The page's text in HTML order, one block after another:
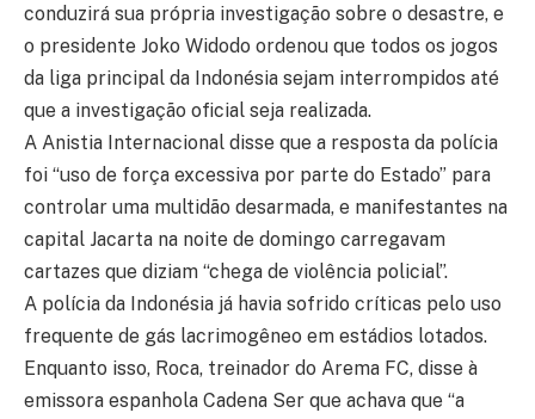
conduzirá sua própria investigação sobre o desastre, e
o presidente Joko Widodo ordenou que todos os jogos
da liga principal da Indonésia sejam interrompidos até
que a investigação oficial seja realizada.
A Anistia Internacional disse que a resposta da polícia
foi “uso de força excessiva por parte do Estado” para
controlar uma multidão desarmada, e manifestantes na
capital Jacarta na noite de domingo carregavam
cartazes que diziam “chega de violência policial”.
A polícia da Indonésia já havia sofrido críticas pelo uso
frequente de gás lacrimogêneo em estádios lotados.
Enquanto isso, Roca, treinador do Arema FC, disse à
emissora espanhola Cadena Ser que achava que “a